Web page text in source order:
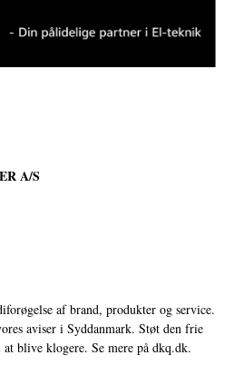
A/S
af brand, produkter og service.
aviser i Syddanmark. Støt den frie
blive klogere. Se mere på dkq.dk.